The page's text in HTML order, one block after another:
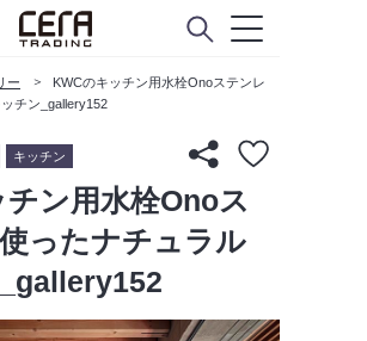
ー
KWCのキッチン用水栓Onoステンレ
チン_gallery152
キッチン
ン用水栓Onoス
ったナチュラル